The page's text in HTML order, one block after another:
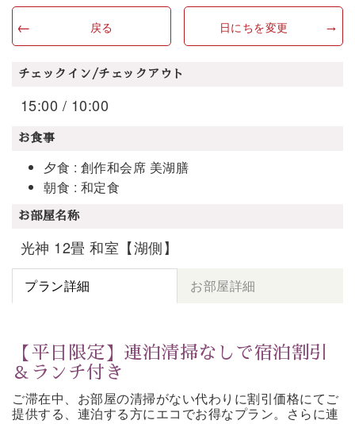
戻る 日にちを変更
チェックイン/チェックアウト
15:00 / 10:00
お食事
夕食 : 創作和会席 美湖膳
朝食 : 和定食
お部屋名称
光神 12畳 和室【湖側】
プラン詳細 お部屋詳細
【平日限定】連泊清掃なしで宿泊割引
＆ランチ付き
ご滞在中、お部屋の清掃がない代わりに割引価格にてご
提供する、連泊する方にエコでお得なプラン。さらに連